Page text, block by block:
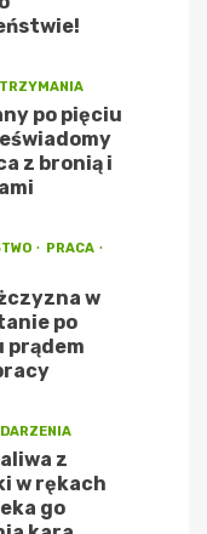
po pięciu
z bronią i
PRACA
w
po
prądem
z
w rękach
go